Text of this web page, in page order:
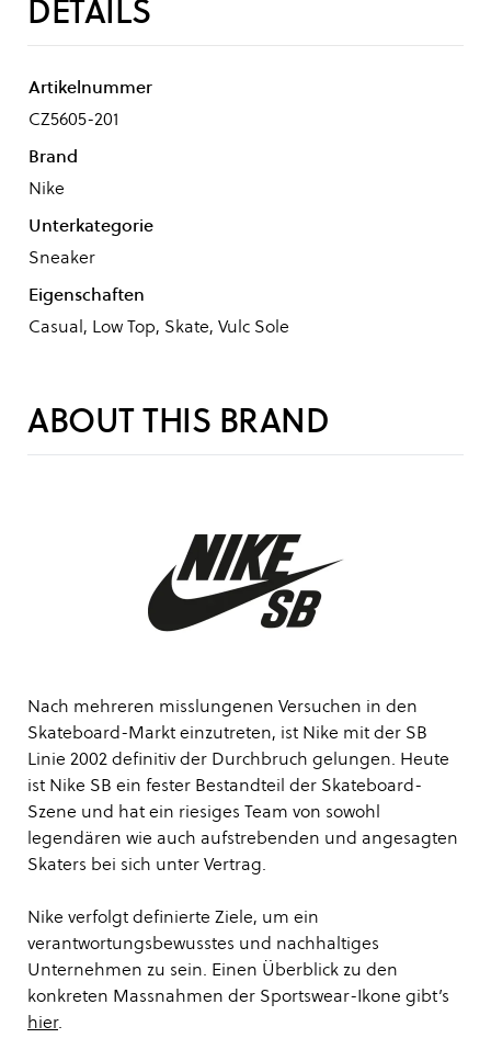
DETAILS
Artikelnummer
CZ5605-201
Brand
Nike
Unterkategorie
Sneaker
Eigenschaften
Casual, Low Top, Skate, Vulc Sole
ABOUT THIS BRAND
Nach mehreren misslungenen Versuchen in den
Skateboard-Markt einzutreten, ist Nike mit der SB
Linie 2002 definitiv der Durchbruch gelungen. Heute
ist Nike SB ein fester Bestandteil der Skateboard-
Szene und hat ein riesiges Team von sowohl
legendären wie auch aufstrebenden und angesagten
Skaters bei sich unter Vertrag.
Nike verfolgt definierte Ziele, um ein
verantwortungsbewusstes und nachhaltiges
Unternehmen zu sein. Einen Überblick zu den
konkreten Massnahmen der Sportswear-Ikone gibt’s
hier.